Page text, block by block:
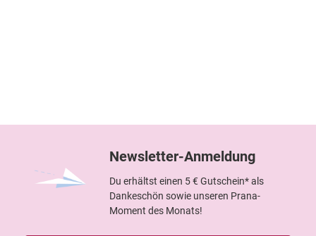
Newsletter-Anmeldung
Du erhältst einen 5 € Gutschein* als
Dankeschön sowie unseren Prana-
Moment des Monats!